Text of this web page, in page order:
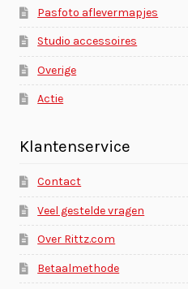
Pasfoto aflevermapjes
Studio accessoires
Overige
Actie
Klantenservice
Contact
Veel gestelde vragen
Over Rittz.com
Betaalmethode